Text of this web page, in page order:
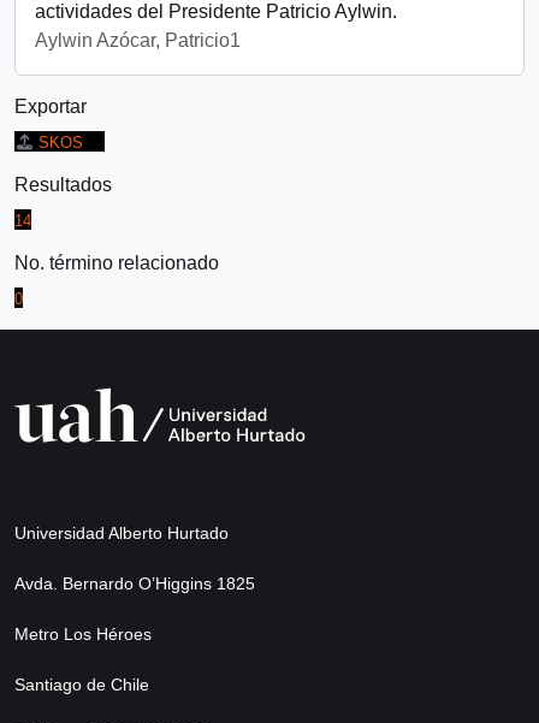
actividades del Presidente Patricio Aylwin.
Aylwin Azócar, Patricio1
Exportar
SKOS
Resultados
14
No. término relacionado
0
Universidad Alberto Hurtado
Avda. Bernardo O’Higgins 1825
Metro Los Héroes
Santiago de Chile